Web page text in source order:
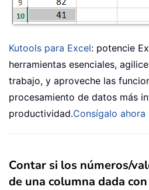
Kutools para Excel: potencie
herramientas esenciales,
trabajo, y aproveche las
procesamiento de datos más
productividad.Consígalo ahora
Contar si los números/
de una columna dada